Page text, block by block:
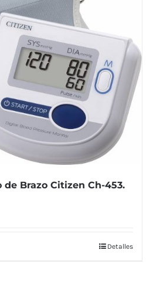
Brazo Citizen Ch-453.
Detalles